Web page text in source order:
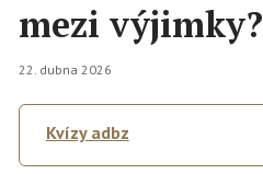
mezi výjimky?
22. dubna 2026
Kvízy adbz